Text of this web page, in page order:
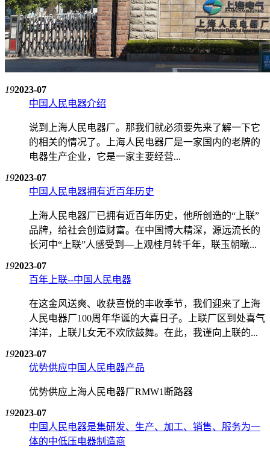
192023-07
中国人民电器介绍
说到上海人民电器厂。那我们就必须要先来了解一下它
的相关的情况了。上海人民电器厂是一家国内的老牌的
电器生产企业，它是一家主要经营...
192023-07
中国人民电器拥有近百年历史
上海人民电器厂已拥有近百年历史，他所创造的“上联”
品牌，给社会创造财富。在中国博大精深，源远流长的
长河中“上联”人感受到—上观桂月转千年，联玉朝暾...
192023-07
百年上联--中国人民电器
在这金风送爽、收获喜悦的丰收季节，我们迎来了上海
人民电器厂100周年华诞的大喜日子。上联厂区到处喜气
洋洋，上联儿女无不欢欣鼓舞。在此，我谨向上联的...
192023-07
优势供应中国人民电器产品
优势供应上海人民电器厂RMW1断路器
192023-07
中国人民电器是集研发、生产、加工、销售、服务为一
体的中低压电器制造商